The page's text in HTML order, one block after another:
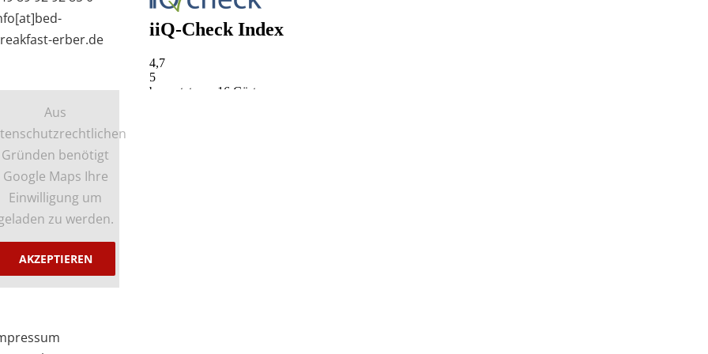
erber.de
Aus
Gründen benötigt
Google Maps Ihre
Einwilligung um
zu werden.
AKZEPTIEREN